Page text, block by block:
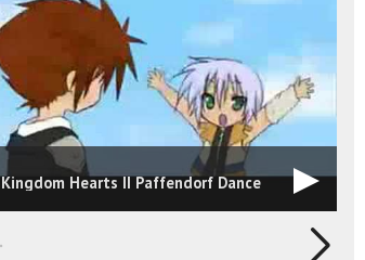
Kingdom Hearts II Paffendorf Dance